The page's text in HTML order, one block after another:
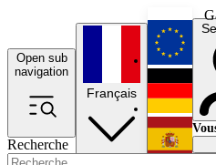
Open sub
navigation
Recherche
Français